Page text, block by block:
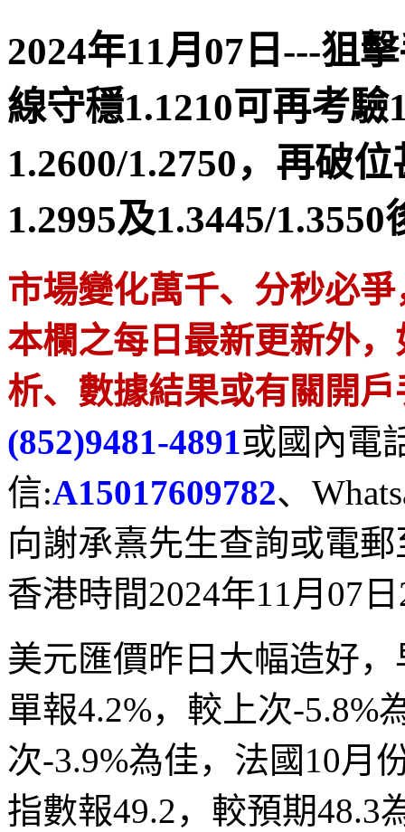
2024年11月07日---狙
線守穩1.1210可再考
1.2600/1.2750，再破
1.2995及1.3445/1.3550
市場變化萬千、分秒必
本欄之每日最新更新外
析、數據結果或有關開
(852)9481-4891或國內電
信:A15017609782、
向謝承熹先生查詢或電郵
香港時間2024年11月 07 日
美元匯價昨 日大幅造好
單報4.2%，較上次-5.8%
次-3.9%為佳，法國 10月
指數報49.2，較預期48.3